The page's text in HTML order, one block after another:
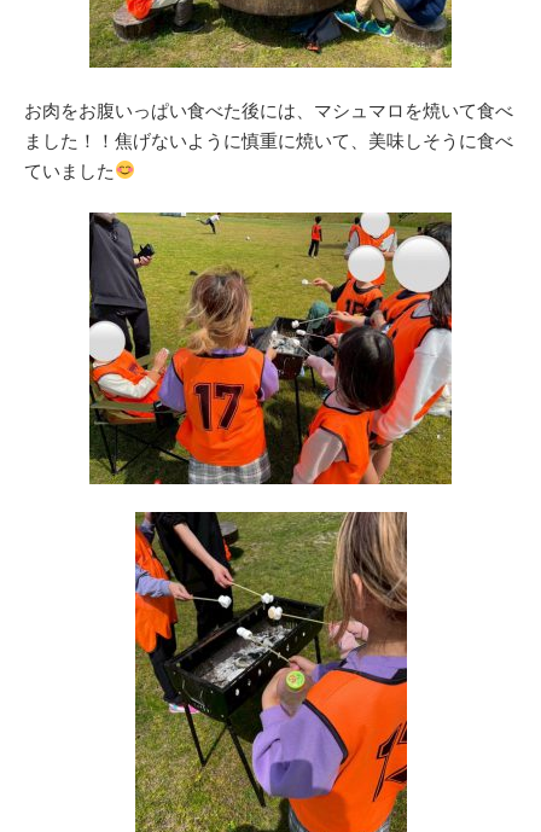
お肉をお腹いっぱい食べた後には、マシュマロを焼いて食べ
ました！！焦げないように慎重に焼いて、美味しそうに食べ
ていました